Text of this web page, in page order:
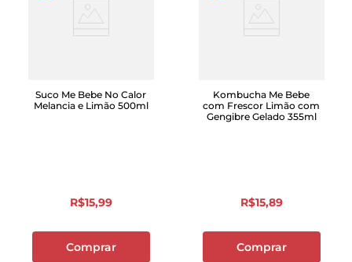
Suco Me Bebe No Calor
Melancia e Limão 500ml
R$15,99
Comprar
Kombucha Me Bebe
com Frescor Limão com
Gengibre Gelado 355ml
R$15,89
Comprar